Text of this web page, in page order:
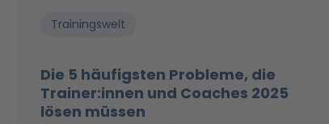
Trainingswelt
Die 5 häufigsten Probleme, die
Trainer:innen und Coaches 2025
lösen müssen